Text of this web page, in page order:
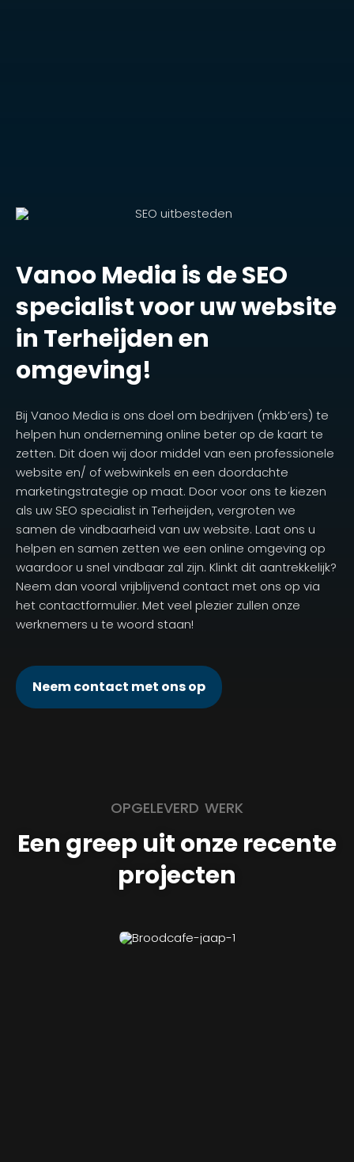
Vanoo Media is de SEO
specialist voor uw website
in Terheijden en
omgeving!
Bij Vanoo Media is ons doel om bedrijven (mkb’ers) te
helpen hun onderneming online beter op de kaart te
zetten. Dit doen wij door middel van een professionele
website en/ of webwinkels en een doordachte
marketingstrategie op maat. Door voor ons te kiezen
als uw SEO specialist in Terheijden, vergroten we
samen de vindbaarheid van uw website. Laat ons u
helpen en samen zetten we een online omgeving op
waardoor u snel vindbaar zal zijn. Klinkt dit aantrekkelijk?
Neem dan vooral vrijblijvend contact met ons op via
het contactformulier. Met veel plezier zullen onze
werknemers u te woord staan!
Neem contact met ons op
OPGELEVERD WERK
Een greep uit onze recente
projecten